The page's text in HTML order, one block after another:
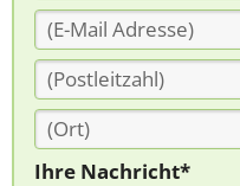
Ihre Nachricht*